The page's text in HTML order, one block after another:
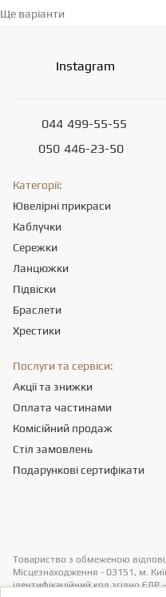
Ще варіанти
Instagram
044 499-55-55
050 446-23-50
Категорії:
Ювелірні прикраси
Каблучки
Сережки
Ланцюжки
Підвіски
Браслети
Хрестики
Послуги та сервіси:
Акції та знижки
Оплата частинами
Комісійний продаж
Стіл замовлень
Подарункові сертифікати
Товариство з обмеженою
Місцезнаходження - 03151, м.
ідентифікаційний код згідно